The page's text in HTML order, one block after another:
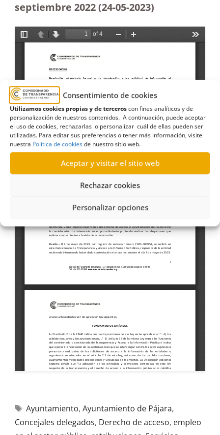
Consentimiento de cookies
Utilizamos cookies propias y de terceroscon fines analíticos y de
personalización de nuestros contenidos. A continuación, puede aceptar
el uso de cookies, rechazarlas o personalizar cuál de ellas pueden ser
utilizadas. Para editar sus preferencias o tener más información, visite
nuestra Política de cookiesde nuestro sitio web.
Aceptar y visitar el sitio web
Rechazar cookies
Personalizar opciones
septiembre 2022 (24-05-2023)
Ayuntamiento, Ayuntamiento de Pájara,
Concejales delegados, Derecho de acceso, empleo